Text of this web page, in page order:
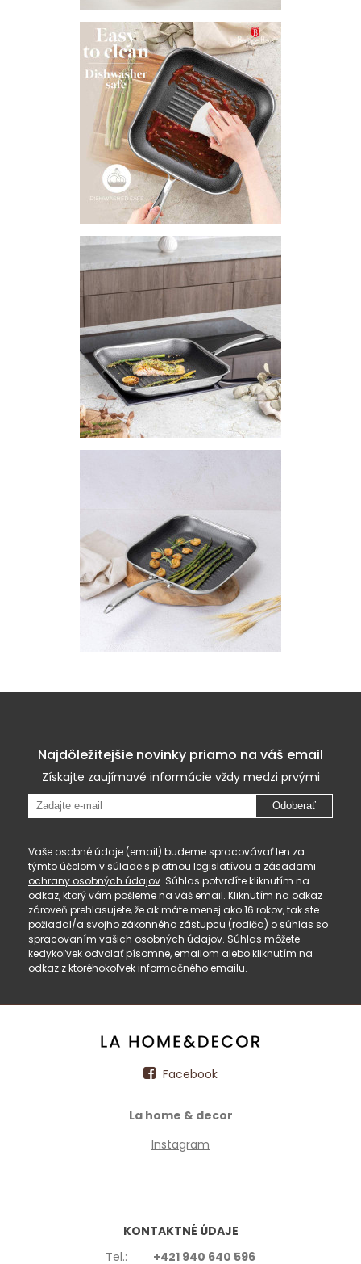
Najdôležitejšie novinky priamo na váš email
Získajte zaujímavé informácie vždy medzi prvými
Odoberať
Vaše osobné údaje (email) budeme spracovávať len za
týmto účelom v súlade s platnou legislatívou a zásadami
ochrany osobných údajov. Súhlas potvrdíte kliknutím na
odkaz, ktorý vám pošleme na váš email. Kliknutím na odkaz
zároveň prehlasujete, že ak máte menej ako 16 rokov, tak ste
požiadal/a svojho zákonného zástupcu (rodiča) o súhlas so
spracovaním vašich osobných údajov. Súhlas môžete
kedykoľvek odvolať písomne, emailom alebo kliknutím na
odkaz z ktoréhokoľvek informačného emailu.
Facebook
La home & decor
Instagram
KONTAKTNÉ ÚDAJE
Tel.: +421 940 640 596